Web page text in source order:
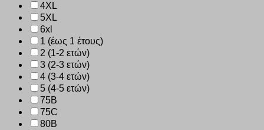
4XL
5XL
6xl
1 (έως 1 έτους)
2 (1-2 ετών)
3 (2-3 ετών)
4 (3-4 ετών)
5 (4-5 ετών)
75B
75C
80B